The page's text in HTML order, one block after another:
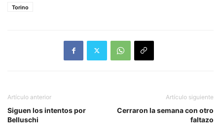
Torino
Artículo anterior
Siguen los intentos por
Belluschi
Artículo siguiente
Cerraron la semana con otro
faltazo